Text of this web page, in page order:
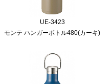
UE-3423
モンテ ハンガーボトル480(カーキ)